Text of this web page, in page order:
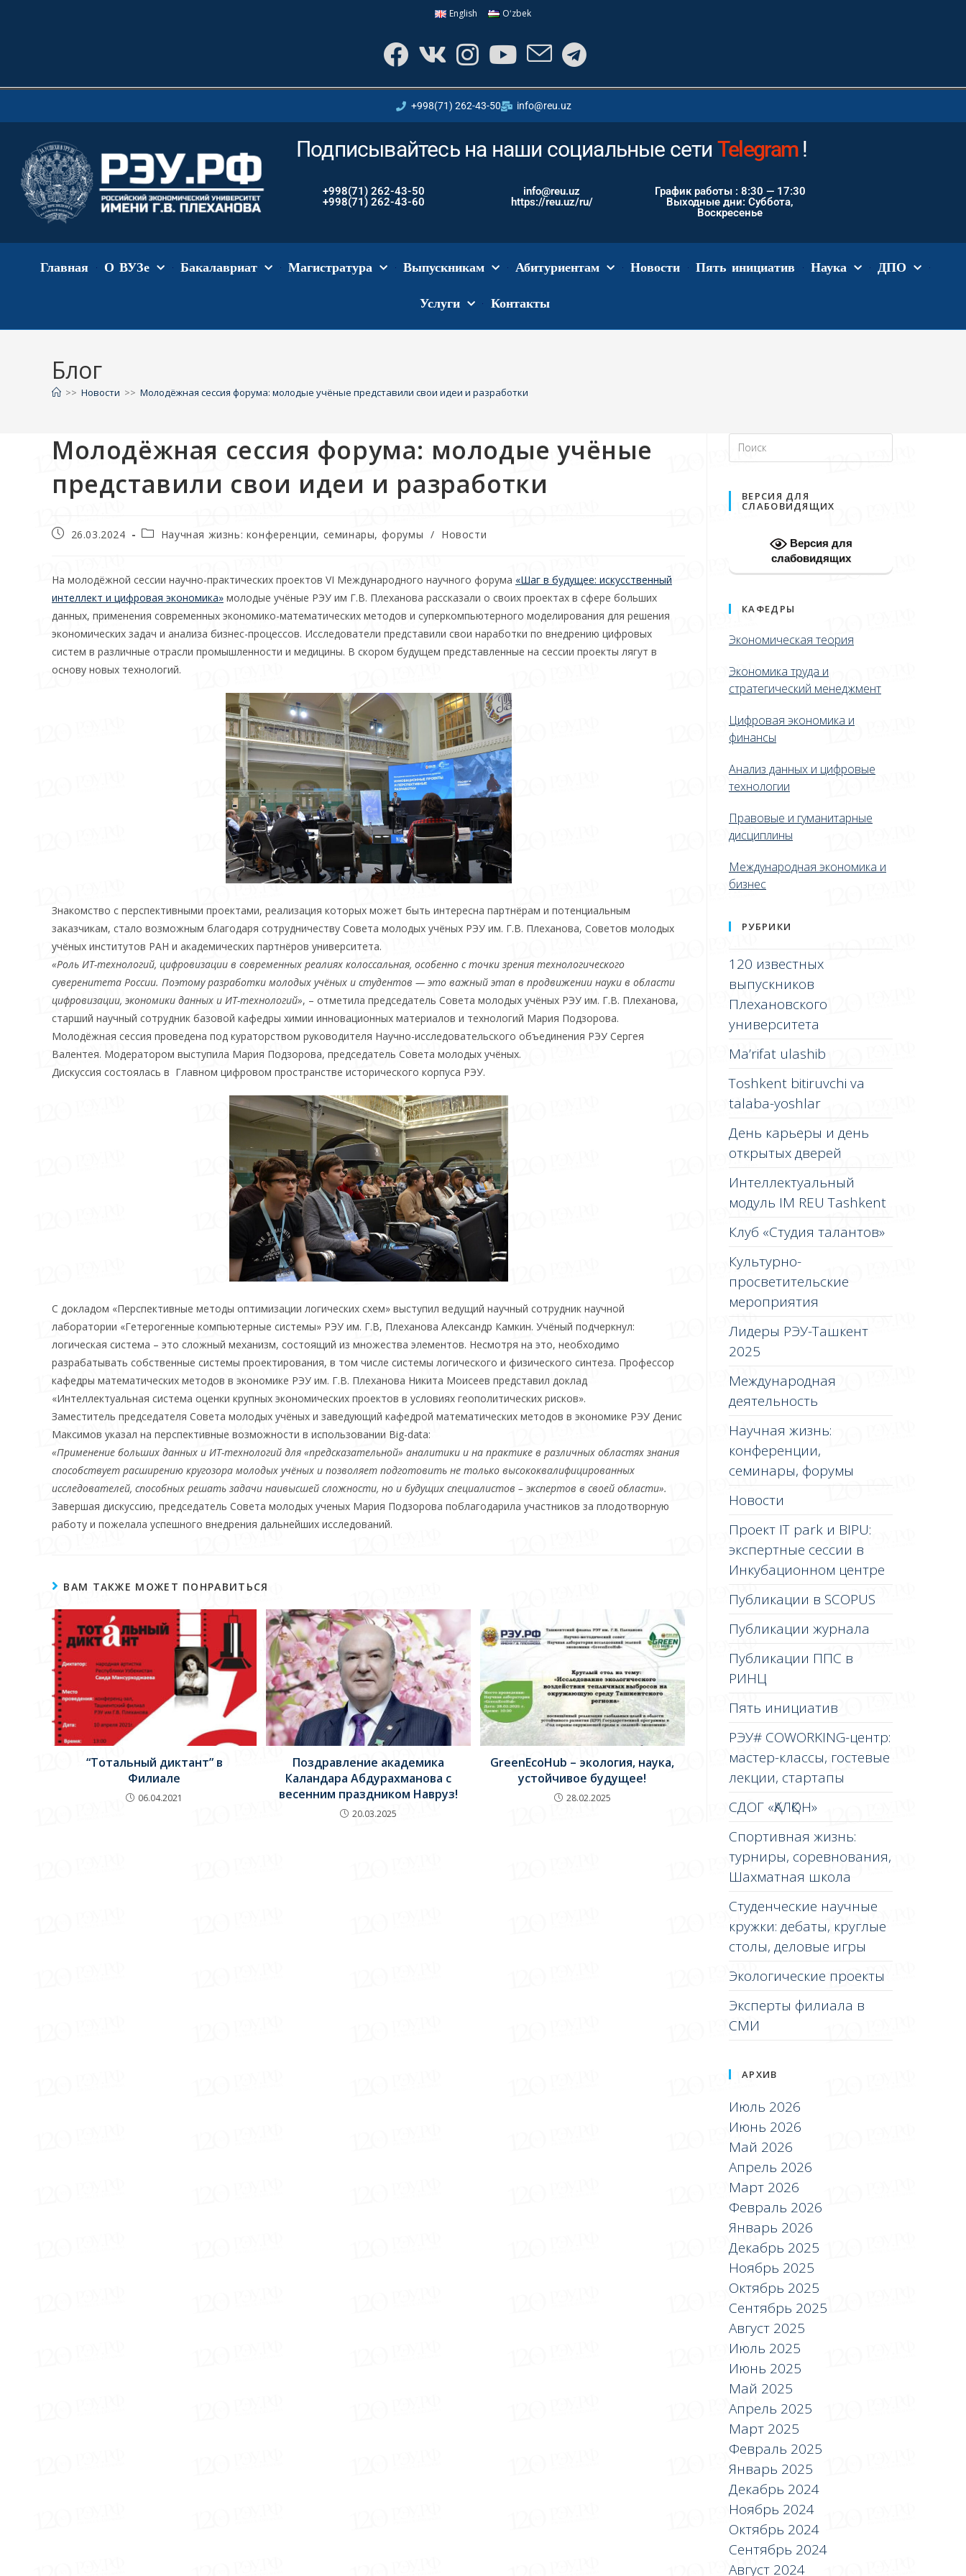
English Oʻzbek
+998(71) 262-43-50 info@reu.uz
Подписывайтесь на наши социальные сети Instagram !
+998(71) 262-43-50
+998(71) 262-43-60
info@reu.uz
https://reu.uz/ru/
График работы : 8:30 — 17:30
Выходные дни: Суббота,
Воскресенье
Главная О ВУЗе Бакалавриат Магистратура Выпускникам Абитуриентам Новости Пять инициатив Наука ДПО
Услуги Контакты
Блог
>> Новости >> Молодёжная сессия форума: молодые учёные представили свои идеи и разработки
Молодёжная сессия форума: молодые учёные
представили свои идеи и разработки
26.03.2024 Научная жизнь: конференции, семинары, форумы / Новости
На молодёжной сессии научно-практических проектов VI Международного научного форума «Шаг в будущее: искусственный
интеллект и цифровая экономика» молодые учёные РЭУ им Г.В. Плеханова рассказали о своих проектах в сфере больших
данных, применения современных экономико-математических методов и суперкомпьютерного моделирования для решения
экономических задач и анализа бизнес-процессов. Исследователи представили свои наработки по внедрению цифровых
систем в различные отрасли промышленности и медицины. В скором будущем представленные на сессии проекты лягут в
основу новых технологий.
Знакомство с перспективными проектами, реализация которых может быть интересна партнёрам и потенциальным
заказчикам, стало возможным благодаря сотрудничеству Совета молодых учёных РЭУ им. Г.В. Плеханова, Советов молодых
учёных институтов РАН и академических партнёров университета.
«Роль ИТ-технологий, цифровизации в современных реалиях колоссальная, особенно с точки зрения технологического
суверенитета России. Поэтому разработки молодых учёных и студентов — это важный этап в продвижении науки в области
цифровизации, экономики данных и ИТ-технологий», – отметила председатель Совета молодых учёных РЭУ им. Г.В. Плеханова,
старший научный сотрудник базовой кафедры химии инновационных материалов и технологий Мария Подзорова.
Молодёжная сессия проведена под кураторством руководителя Научно-исследовательского объединения РЭУ Сергея
Валентея. Модератором выступила Мария Подзорова, председатель Совета молодых учёных.
Дискуссия состоялась в Главном цифровом пространстве исторического корпуса РЭУ.
С докладом «Перспективные методы оптимизации логических схем» выступил ведущий научный сотрудник научной
лаборатории «Гетерогенные компьютерные системы» РЭУ им. Г.В, Плеханова Александр Камкин. Учёный подчеркнул:
логическая система – это сложный механизм, состоящий из множества элементов. Несмотря на это, необходимо
разрабатывать собственные системы проектирования, в том числе системы логического и физического синтеза. Профессор
кафедры математических методов в экономике РЭУ им. Г.В. Плеханова Никита Моисеев представил доклад
«Интеллектуальная система оценки крупных экономических проектов в условиях геополитических рисков».
Заместитель председателя Совета молодых учёных и заведующий кафедрой математических методов в экономике РЭУ Денис
Максимов указал на перспективные возможности в использовании Big-data:
«Применение больших данных и ИТ-технологий для «предсказательной» аналитики и на практике в различных областях знания
способствует расширению кругозора молодых учёных и позволяет подготовить не только высококвалифицированных
исследователей, способных решать задачи наивысшей сложности, но и будущих специалистов – экспертов в своей области».
Завершая дискуссию, председатель Совета молодых ученых Мария Подзорова поблагодарила участников за плодотворную
работу и пожелала успешного внедрения дальнейших исследований.
ВАМ ТАКЖЕ МОЖЕТ ПОНРАВИТЬСЯ
“Тотальный диктант” в
Филиале
06.04.2021
Поздравление академика
Каландара Абдурахманова с
весенним праздником Навруз!
20.03.2025
GreenEcoHub – экология, наука,
устойчивое будущее!
28.02.2025
ВЕРСИЯ ДЛЯ
СЛАБОВИДЯЩИХ
Версия для
слабовидящих
КАФЕДРЫ
Экономическая теория
Экономика труда и
стратегический менеджмент
Цифровая экономика и
финансы
Анализ данных и цифровые
технологии
Правовые и гуманитарные
дисциплины
Международная экономика и
бизнес
РУБРИКИ
120 известных
выпускников
Плехановского
университета
Ma’rifat ulashib
Toshkent bitiruvchi va
talaba-yoshlar
День карьеры и день
открытых дверей
Интеллектуальный
модуль IM REU Tashkent
Клуб «Студия талантов»
Культурно-
просветительские
мероприятия
Лидеры РЭУ-Ташкент
2025
Международная
деятельность
Научная жизнь:
конференции,
семинары, форумы
Новости
Проект IT park и BIPU:
экспертные сессии в
Инкубационном центре
Публикации в SCOPUS
Публикации журнала
Публикации ППС в
РИНЦ
Пять инициатив
РЭУ# COWORKING-центр:
мастер-классы, гостевые
лекции, стартапы
СДОГ «ҚАЛҚОН»
Спортивная жизнь:
турниры, соревнования,
Шахматная школа
Студенческие научные
кружки: дебаты, круглые
столы, деловые игры
Экологические проекты
Эксперты филиала в
СМИ
АРХИВ
Июль 2026
Июнь 2026
Май 2026
Апрель 2026
Март 2026
Февраль 2026
Январь 2026
Декабрь 2025
Ноябрь 2025
Октябрь 2025
Сентябрь 2025
Август 2025
Июль 2025
Июнь 2025
Май 2025
Апрель 2025
Март 2025
Февраль 2025
Январь 2025
Декабрь 2024
Ноябрь 2024
Октябрь 2024
Сентябрь 2024
Август 2024